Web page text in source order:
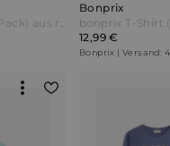
bonprix T-Shirt (5er Pack) aus reiner Baumwolle Blau
Bonprix
12,99 €
Bonprix | Versand: